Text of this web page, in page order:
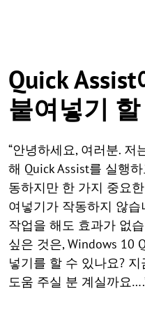
Quick
붙여넣기
“안녕하세요, 여러분. 저
해 Quick Assist를 실행
동하지만 한 가지 중요
여넣기가 작동하지 않
작업을 해도 효과가 없
싶은 것은, Windows 10
넣기를 할 수 있나요?
도움 주실 분 계실까요